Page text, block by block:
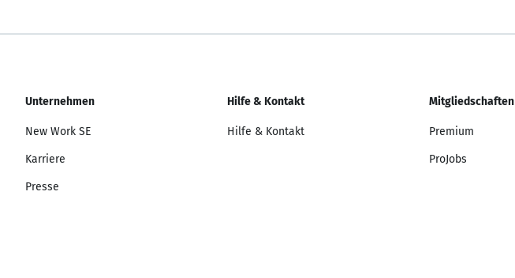
Unternehmen
New Work SE
Karriere
Presse
Hilfe & Kontakt
Hilfe & Kontakt
Mitgliedschaften
Premium
ProJobs